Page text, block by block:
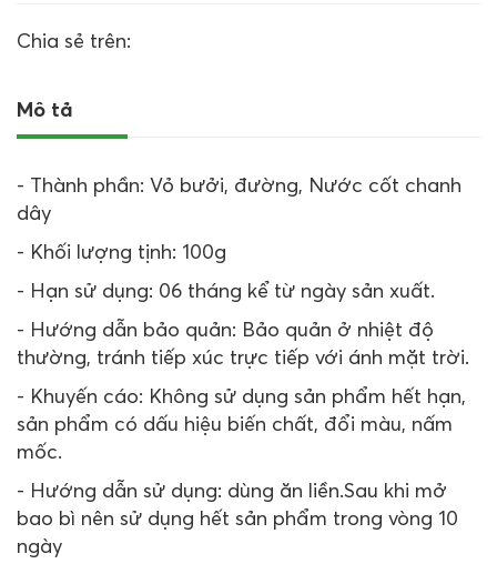
Chia sẻ trên:
Mô tả
- Thành phần: Vỏ bưởi, đường, Nước cốt chanh
dây
- Khối lượng tịnh: 100g
- Hạn sử dụng: 06 tháng kể từ ngày sản xuất.
- Hướng dẫn bảo quản: Bảo quản ở nhiệt độ
thường, tránh tiếp xúc trực tiếp với ánh mặt trời.
- Khuyến cáo: Không sử dụng sản phẩm hết hạn,
sản phẩm có dấu hiệu biến chất, đổi màu, nấm
mốc.
- Hướng dẫn sử dụng: dùng ăn liền.Sau khi mở
bao bì nên sử dụng hết sản phẩm trong vòng 10
ngày